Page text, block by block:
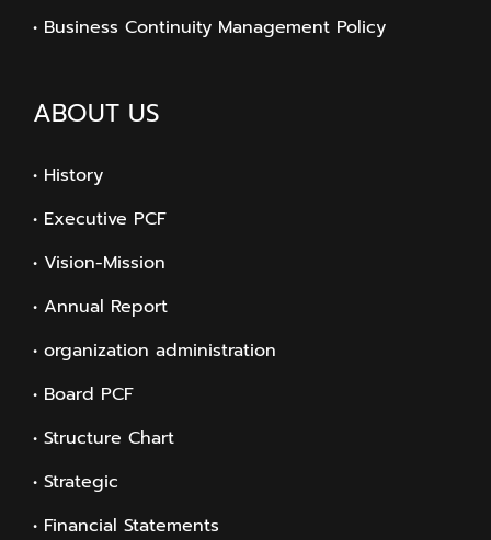
• Business Continuity Management Policy
ABOUT US
• History
• Executive PCF
• Vision-Mission
• Annual Report
• organization administration
• Board PCF
• Structure Chart
• Strategic
• Financial Statements